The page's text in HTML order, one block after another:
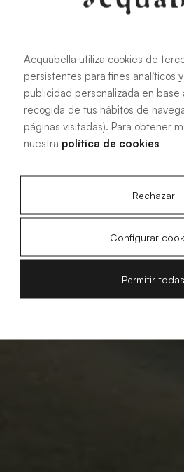
Care and
Acquabella utiliza cookies de
persistentes para fines analíticos
publicidad personalizada en base
recogida de tus hábitos de
páginas visitadas). Para obtener
nuestra política de cookies
Rechazar
Configurar
Permitir todas